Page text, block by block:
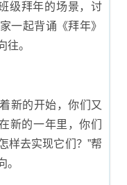
级拜年的场景，讨
一起背诵《拜年》
往。
新的开始，你们又
新的一年里，你们
样去实现它们？”帮
。